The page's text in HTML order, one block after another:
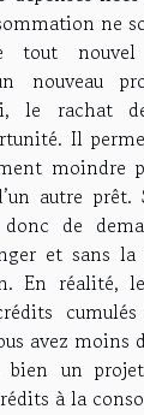
ne
tout
nouveau
le rachat
Il
moindre
autre
de
et sans
En réalité,
avez moins
bien un
à la